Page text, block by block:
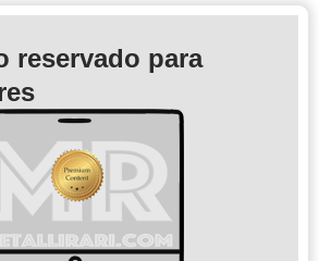
reservado para